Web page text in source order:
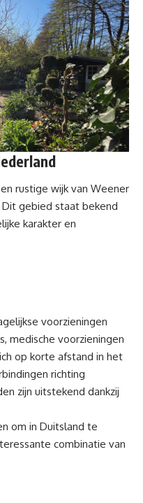
rustige wijk van Weener
gebied staat bekend
karakter en
voorzieningen
medische voorzieningen
op korte afstand in het
richting
zijn uitstekend dankzij
om in Duitsland te
combinatie van